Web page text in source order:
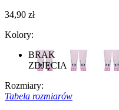
34,90 zł
Kolory:
BRAK
ZDJĘCIA
Rozmiary:
Tabela rozmiarów